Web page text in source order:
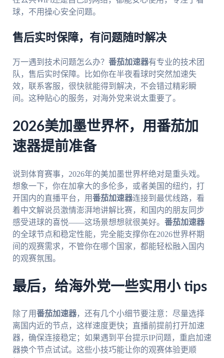
球，不用操心安全问题。
售后实时保障，有问题随时解决
万一遇到技术问题怎么办？ 番茄加速器有专业的技术团
队，售后实时保障。比如你在半夜看球时突然加速失
效，联系客服，很快就能得到解决，不会错过精彩瞬
间。这种贴心的服务，对海外党来说太重要了。
2026美加墨世界杯，用番茄加
速器提前准备
说到体育赛事，2026年的美加墨世界杯绝对是重头戏。
想象一下，你在加拿大的多伦多，或者美国的纽约，打
开国内的直播平台，用番茄加速器连接到最优线路，看
着中文解说员激情澎湃地讲解比赛，和国内的朋友同步
感受进球的喜悦——这场景想想就很美好。 番茄加速器
的全球节点和稳定性能，完全能支撑你在2026世界杯期
间的观赛需求，不管你在哪个国家，都能轻松融入国内
的观赛氛围。
最后，给海外党一些实用小 tips
除了用番茄加速器，还有几个小细节要注意：尽量选择
离国内近的节点，这样速度更快；直播前提前打开加速
器，确保连接稳定；如果遇到平台提示IP问题，重启加速
器换个节点试试。这些小技巧能让你的观赛体验更顺